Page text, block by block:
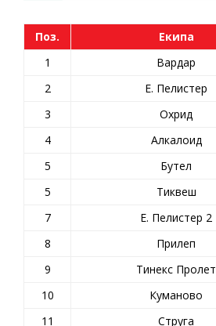
Поз. Екипа
1
Вардар
2
Е. Пелистер
3
Охрид
4
Алкалоид
5
Бутел
5
Тиквеш
7
Е. Пелистер 2
8
Прилеп
9
Тинекс Пролет
10
Куманово
11
Струга